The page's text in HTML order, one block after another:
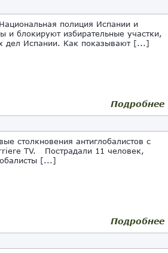
полиция Испании и
и блокируют избирательные участки,
дел Испании. Как показывают [...]
Подробнее
столкновения антиглобалистов с
TV. Пострадали 11 человек,
[...]
Подробнее